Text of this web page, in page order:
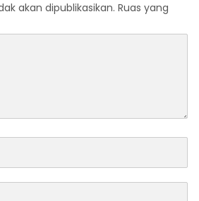
akan dipublikasikan. Ruas yang